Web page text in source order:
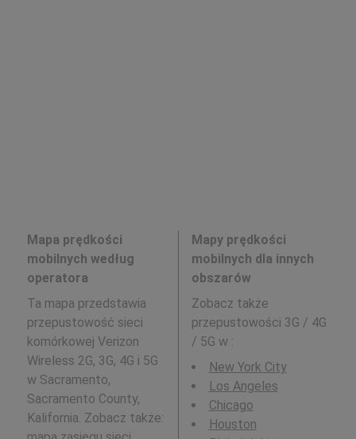
Mapa prędkości
mobilnych według
operatora
Ta mapa przedstawia
przepustowość sieci
komórkowej Verizon
Wireless 2G, 3G, 4G i 5G
w Sacramento,
Sacramento County,
Kalifornia. Zobacz także:
Mapy prędkości
mobilnych dla innych
obszarów
Zobacz także
przepustowości 3G / 4G
/ 5G w :
New York City
Los Angeles
Chicago
Houston